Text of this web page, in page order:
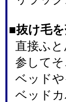
■抜け毛
直接ふ
参してそ
ベッド
ベッド